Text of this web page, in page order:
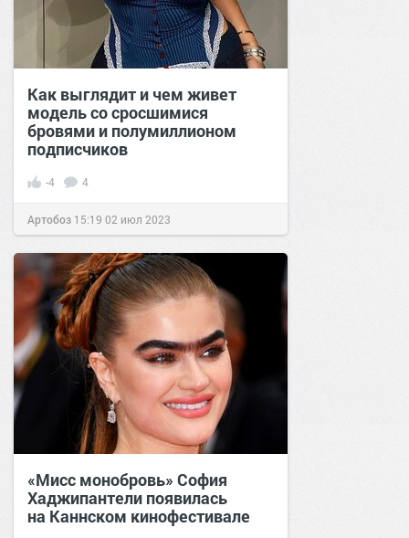
Как выглядит и чем живет
модель со сросшимися
бровями и полумиллионом
подписчиков
-4 4
Артобоз 15:19 02 июл 2023
«Мисс монобровь» София
Хаджипантели появилась
на Каннском кинофестивале